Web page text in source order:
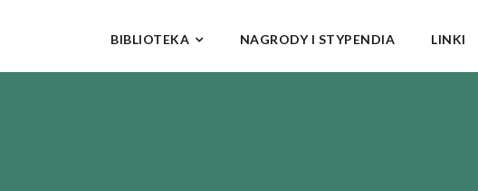
BIBLIOTEKA NAGRODY I STYPENDIA LINKI